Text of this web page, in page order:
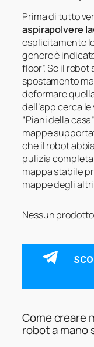
Prima di tutto
aspirapolvere
esplicitamente
genere è
floor”. Se il
spostamento
deformare
dell’app cerca
“Piani della
mappe
che il robot
pulizia
mappa stabile
mappe degli
Nessun
Come creare
robot a mano